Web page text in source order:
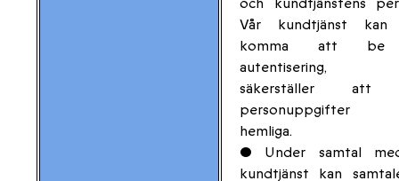
Vår kundtjänst kan
komma att be
autentisering,
säkerställer att
personuppgifter
hemliga.
• Under samtal
kundtjänst kan